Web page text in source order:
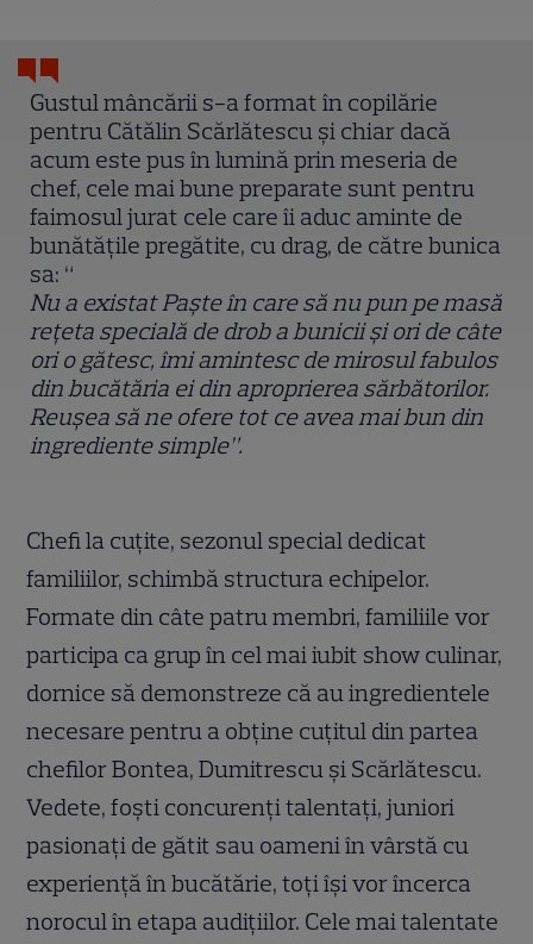
Gustul mâncării s-a format în copilărie
pentru Cătălin Scărlătescu și chiar dacă
acum este pus în lumină prin meseria de
chef, cele mai bune preparate sunt pentru
faimosul jurat cele care îi aduc aminte de
bunătățile pregătite, cu drag, de către bunica
sa: “
Nu a existat Paște în care să nu pun pe masă
rețeta specială de drob a bunicii și ori de câte
ori o gătesc, îmi amintesc de mirosul fabulos
din bucătăria ei din aproprierea sărbătorilor.
Reușea să ne ofere tot ce avea mai bun din
ingrediente simple”.
Chefi la cuțite, sezonul special dedicat
familiilor, schimbă structura echipelor.
Formate din câte patru membri, familiile vor
participa ca grup în cel mai iubit show culinar,
dornice să demonstreze că au ingredientele
necesare pentru a obține cuțitul din partea
chefilor Bontea, Dumitrescu și Scărlătescu.
Vedete, foști concurenți talentați, juniori
pasionați de gătit sau oameni în vârstă cu
experiență în bucătărie, toți își vor încerca
norocul în etapa audițiilor. Cele mai talentate